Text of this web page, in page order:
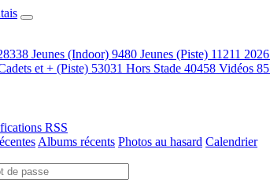
Jeunes (Indoor) 9480 Jeunes (Piste) 11211 2026
et + (Piste) 53031 Hors Stade 40458 Vidéos 85
RSS
Albums récents Photos au hasard Calendrier